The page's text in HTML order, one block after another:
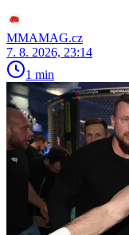
MMAMAG.cz
7. 8. 2026, 23:14
1 min